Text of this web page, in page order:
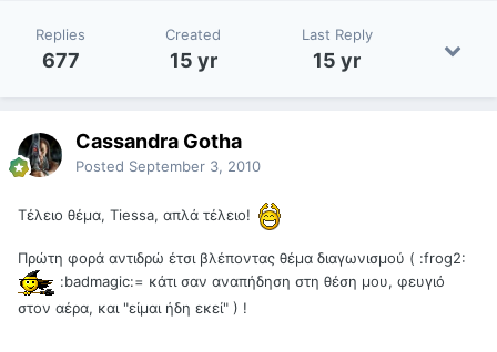
Replies
677
Created
15 yr
Last Reply
15 yr
Cassandra Gotha
Posted September 3, 2010
Τέλειο θέμα, Tiessa, απλά τέλειο!
Πρώτη φορά αντιδρώ έτσι βλέποντας θέμα διαγωνισμού ( :frog2:
:badmagic:= κάτι σαν αναπήδηση στη θέση μου, φευγιό
στον αέρα, και "είμαι ήδη εκεί" ) !